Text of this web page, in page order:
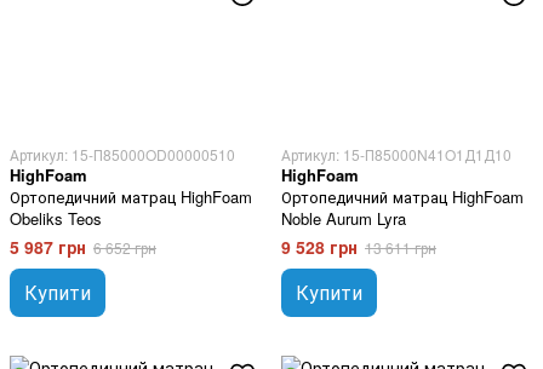
Артикул: 15-П85000OD00000510
HighFoam
Ортопедичний матрац HighFoam
Obeliks Teos
5 987 грн 6 652 грн
Купити
Артикул: 15-П85000N41O1Д1Д10
HighFoam
Ортопедичний матрац HighFoam
Noble Aurum Lyra
9 528 грн 13 611 грн
Купити